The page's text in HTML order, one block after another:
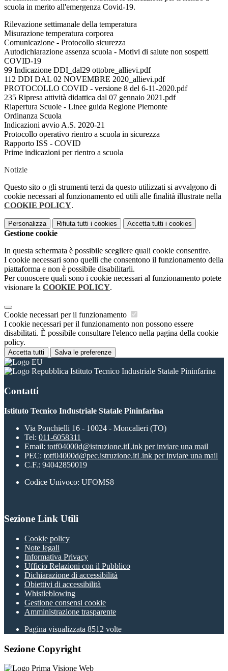
scuola in merito all'emergenza Covid-19.
Rilevazione settimanale della temperatura
Misurazione temperatura corporea
Comunicazione - Protocollo sicurezza
Autodichiarazione assenza scuola - Motivi di salute non sospetti
COVID-19
99 Indicazione DDI_dal29 ottobre_allievi.pdf
112 DDI DAL 02 NOVEMBRE 2020_allievi.pdf
PROTOCOLLO COVID - versione 8 del 6-11-2020.pdf
235 Ripresa attività didattica dal 07 gennaio 2021.pdf
Riapertura Scuole - Linee guida Regione Piemonte
Ordinanza Scuola
Indicazioni avvio A.S. 2020-21
Protocollo operativo rientro a scuola in sicurezza
Rapporto ISS - COVID
Prime indicazioni per rientro a scuola
Notizie
Questo sito o gli strumenti terzi da questo utilizzati si avvalgono di
cookie necessari al funzionamento ed utili alle finalità illustrate nella
COOKIE POLICY.
Personalizza Rifiuta tutti i cookies Accetta tutti i cookies
Gestione cookie
In questa schermata è possibile scegliere quali cookie consentire.
I cookie necessari sono quelli che consentono il funzionamento della
piattaforma e non è possibile disabilitarli.
Per conoscere quali sono i cookie necessari al funzionamento potete
visionare la COOKIE POLICY.
Cookie necessari per il funzionamento
I cookie necessari per il funzionamento non possono essere
disabilitati. È possibile consultare l'elenco nella pagina della cookie
policy.
Accetta tutti Salva le preferenze
Istituto Tecnico Industriale Statale Pininfarina
Contatti
Istituto Tecnico Industriale Statale Pininfarina
Via Ponchielli 16 - 10024 - Moncalieri (TO)
Tel: 011-6058311
Email: totf04000d@istruzione.itLink per inviare una mail
PEC: totf04000d@pec.istruzione.itLink per inviare una mail
C.F.: 94042850019
Codice Univoco: UFOMS8
Sezione Link Utili
Cookie policy
Note legali
Informativa Privacy
Ufficio Relazioni con il Pubblico
Dichiarazione di accessibilità
Obiettivi di accessibilità
Whistleblowing
Gestione consensi cookie
Amministrazione trasparente
Pagina visualizzata 8512 volte
Sezione Copyright